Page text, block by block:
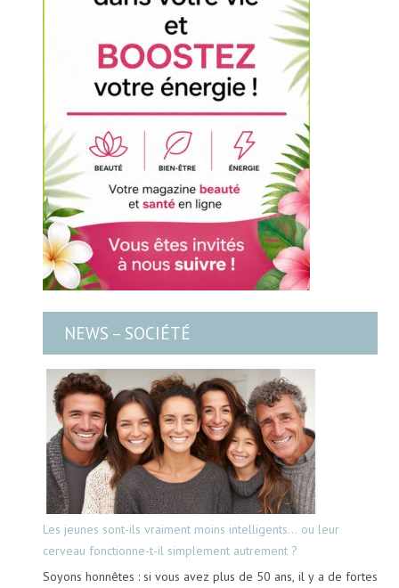
NEWS – SOCIÉTÉ
Les jeunes sont-ils vraiment moins intelligents… ou leur
cerveau fonctionne-t-il simplement autrement ?
Soyons honnêtes : si vous avez plus de 50 ans, il y a de fortes